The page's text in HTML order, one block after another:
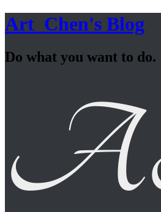
Art_Chen's Blog
Do what you want to do.